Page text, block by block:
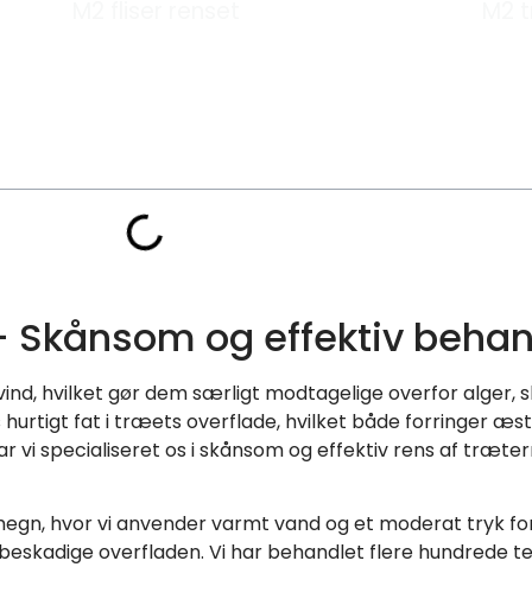
og effektiv
hvilket gør dem særligt modtagelige overfor alger,
hurtigt fat i træets overflade, hvilket både forringer
vi specialiseret os i skånsom og effektiv rens af
hvor vi anvender varmt vand og et moderat tryk
overfladen. Vi har behandlet flere hundrede